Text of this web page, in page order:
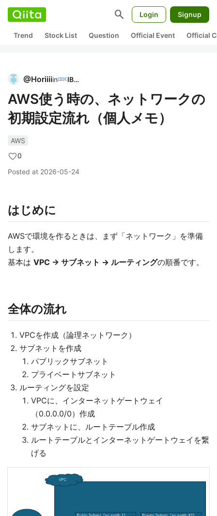
search Login Signup
Trend Stock List Question Official Event Official
@Horiiiiin IBM
AWS使う時の、ネットワークの
初期設定流れ（個人メモ）
AWS
0
Posted at 2026-05-24
はじめに
AWSで環境を作るときは、まず「ネットワーク」を準備
します。
基本は VPC → サブネット → ルーティングの順番です。
全体の流れ
VPCを作成（論理ネットワーク）
サブネットを作成
パブリックサブネット
プライベートサブネット
ルーティングを設定
VPCに、インターネットゲートウェイ
（0.0.0.0/0）作成
サブネットに、ルートテーブル作成
ルートテーブルとインターネットゲートウェイを繋
げる